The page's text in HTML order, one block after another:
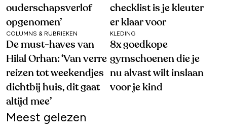
ouderschapsverlof
opgenomen’
checklist is je kleuter
er klaar voor
COLUMNS & RUBRIEKEN
De must-haves van
Hilal Orhan: ‘Van verre
reizen tot weekendjes
dichtbij huis, dit gaat
altijd mee’
KLEDING
8x goedkope
gymschoenen die je
nu alvast wilt inslaan
voor je kind
Meest gelezen